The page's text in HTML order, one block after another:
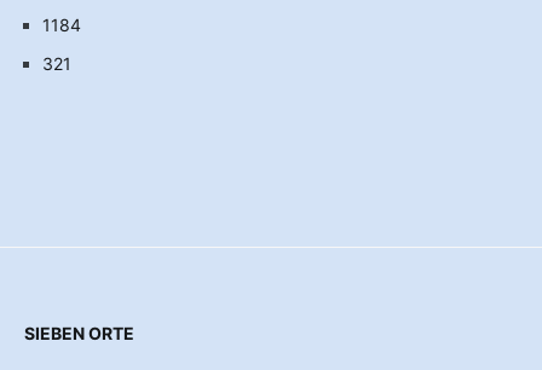
1184
321
SIEBEN ORTE